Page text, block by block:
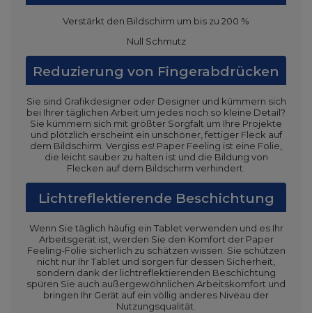
Verstärkt den Bildschirm um bis zu 200 %
Null Schmutz
Reduzierung von Fingerabdrücken
Sie sind Grafikdesigner oder Designer und kümmern sich
bei Ihrer täglichen Arbeit um jedes noch so kleine Detail?
Sie kümmern sich mit größter Sorgfalt um Ihre Projekte
und plötzlich erscheint ein unschöner, fettiger Fleck auf
dem Bildschirm. Vergiss es! Paper Feeling ist eine Folie,
die leicht sauber zu halten ist und die Bildung von
Flecken auf dem Bildschirm verhindert.
Lichtreflektierende Beschichtung
Wenn Sie täglich häufig ein Tablet verwenden und es Ihr
Arbeitsgerät ist, werden Sie den Komfort der Paper
Feeling-Folie sicherlich zu schätzen wissen. Sie schützen
nicht nur Ihr Tablet und sorgen für dessen Sicherheit,
sondern dank der lichtreflektierenden Beschichtung
spüren Sie auch außergewöhnlichen Arbeitskomfort und
bringen Ihr Gerät auf ein völlig anderes Niveau der
Nutzungsqualität.